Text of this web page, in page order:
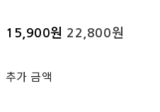
15,900원 22,800원
추가 금액